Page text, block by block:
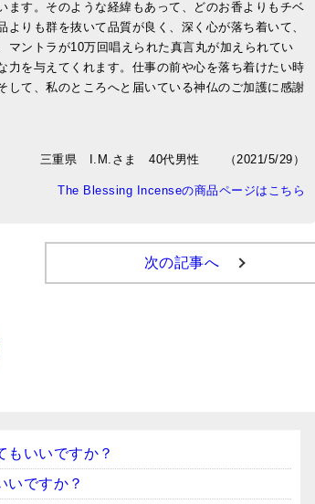
ます。そのような経緯もあって、どのお香よりもチベ
りも群を抜いて品質が良く、深く心が落ち着いて、
マントラが10万回唱えられた真言丸が加えられてい
を与えてくれます。仕事の前や心を落ち着けたい時
て、私のところへと届いている神仏のご加護に感謝
三重県 I.M.さま 40代男性 （2021/5/29）
The Blessing Incenseの商品ページはこちら
次の記事へ
もいいですか？
いですか？